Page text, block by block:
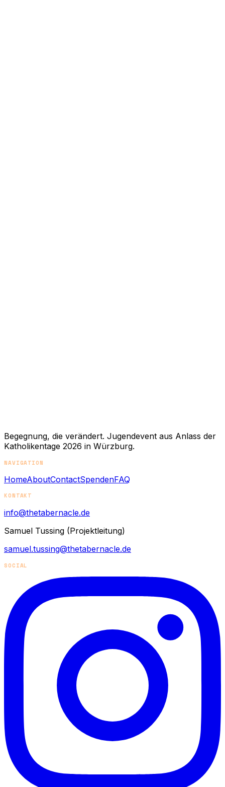
Begegnung, die verändert. Jugendevent aus Anlass der
Katholikentage 2026 in Würzburg.
NAVIGATION
HomeAboutContactSpendenFAQ
KONTAKT
info@thetabernacle.de
Samuel Tussing (Projektleitung)
samuel.tussing@thetabernacle.de
SOCIAL